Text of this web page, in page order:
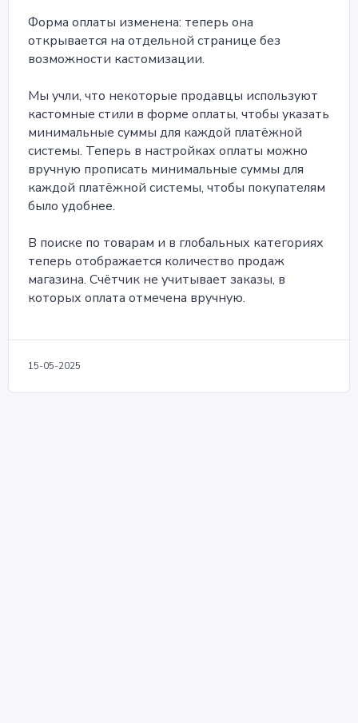
Форма оплаты изменена: теперь она
открывается на отдельной странице без
возможности кастомизации.
Мы учли, что некоторые продавцы используют
кастомные стили в форме оплаты, чтобы указать
минимальные суммы для каждой платёжной
системы. Теперь в настройках оплаты можно
вручную прописать минимальные суммы для
каждой платёжной системы, чтобы покупателям
было удобнее.
В поиске по товарам и в глобальных категориях
теперь отображается количество продаж
магазина. Счётчик не учитывает заказы, в
которых оплата отмечена вручную.
15-05-2025